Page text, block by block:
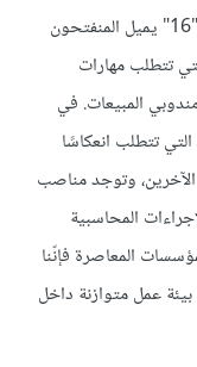
الأشخاص لديه دور ليساهم به في المؤسسات. "16" يميل المنفتحون
تتطلب مهارات
المبيعات. في
تتطلب انعكاسًا
وتوجد مناصب
المحاسبية
المعاصرة فإنّنا
عمل متوازنة داخل